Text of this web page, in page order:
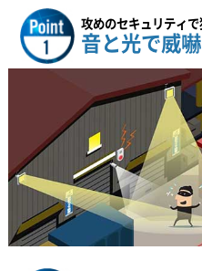
攻めのセキュリティ
音と光で威